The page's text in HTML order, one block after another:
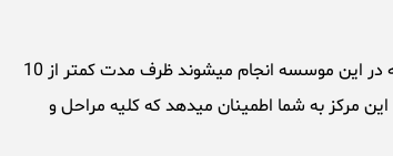
خدمات مشاوره جرائم نظام مهندسی توسط موسسه حقوقی تهران بزرگ بصورت فوری و سریع ترین زمان ممکن انجام میشود ، اکثر درخواست های مشاوره که در این موسسه انجام میشوند ظرف مدت کمتر از 10
مرکز به شما اطمینان میدهد که کلیه مراحل و